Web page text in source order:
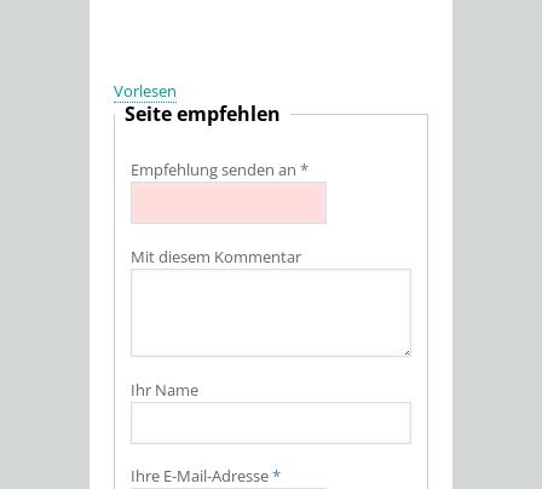
Vorlesen
Seite empfehlen
Empfehlung senden an *
Mit diesem Kommentar
Ihr Name
Ihre E-Mail-Adresse*